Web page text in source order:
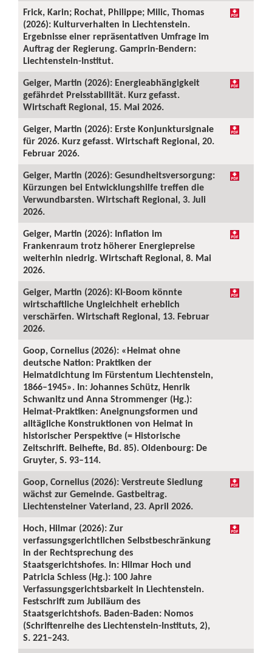
Frick, Karin; Rochat, Philippe; Milic, Thomas
(2026): Kulturverhalten in Liechtenstein.
Ergebnisse einer repräsentativen Umfrage im
Auftrag der Regierung. Gamprin-Bendern:
Liechtenstein-Institut.
Geiger, Martin (2026): Energieabhängigkeit
gefährdet Preisstabilität. Kurz gefasst.
Wirtschaft Regional, 15. Mai 2026.
Geiger, Martin (2026): Erste Konjunktursignale
für 2026. Kurz gefasst. Wirtschaft Regional, 20.
Februar 2026.
Geiger, Martin (2026): Gesundheitsversorgung:
Kürzungen bei Entwicklungshilfe treffen die
Verwundbarsten. Wirtschaft Regional, 3. Juli
2026.
Geiger, Martin (2026): Inflation im
Frankenraum trotz höherer Energiepreise
weiterhin niedrig. Wirtschaft Regional, 8. Mai
2026.
Geiger, Martin (2026): KI-Boom könnte
wirtschaftliche Ungleichheit erheblich
verschärfen. Wirtschaft Regional, 13. Februar
2026.
Goop, Cornelius (2026): «Heimat ohne
deutsche Nation: Praktiken der
Heimatdichtung im Fürstentum Liechtenstein,
1866–1945». In: Johannes Schütz, Henrik
Schwanitz und Anna Strommenger (Hg.):
Heimat-Praktiken: Aneignungsformen und
alltägliche Konstruktionen von Heimat in
historischer Perspektive (= Historische
Zeitschrift. Beihefte, Bd. 85). Oldenbourg: De
Gruyter, S. 93–114.
Goop, Cornelius (2026): Verstreute Siedlung
wächst zur Gemeinde. Gastbeitrag.
Liechtensteiner Vaterland, 23. April 2026.
Hoch, Hilmar (2026): Zur
verfassungsgerichtlichen Selbstbeschränkung
in der Rechtsprechung des
Staatsgerichtshofes. In: Hilmar Hoch und
Patricia Schiess (Hg.): 100 Jahre
Verfassungsgerichtsbarkeit in Liechtenstein.
Festschrift zum Jubiläum des
Staatsgerichtshofs. Baden-Baden: Nomos
(Schriftenreihe des Liechtenstein-Instituts, 2),
S. 221–243.